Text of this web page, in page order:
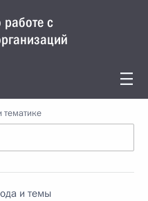
работе с
тематике
и темы